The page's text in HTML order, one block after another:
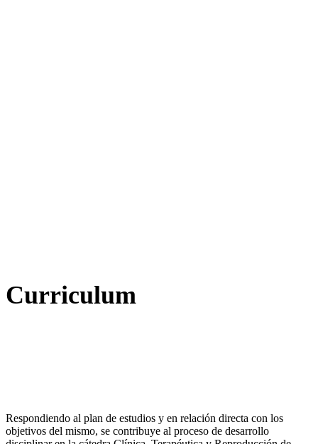
Curriculum
Respondiendo al plan de estudios y en relación directa con los
objetivos del mismo, se contribuye al proceso de desarrollo